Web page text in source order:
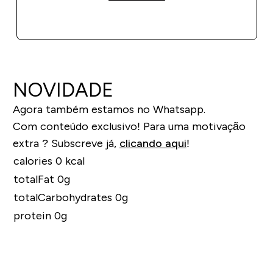
NOVIDADE
Agora também estamos no Whatsapp.
Com conteúdo exclusivo! Para uma motivação
extra ? Subscreve já, clicando aqui!
calories 0 kcal
totalFat 0g
totalCarbohydrates 0g
protein 0g